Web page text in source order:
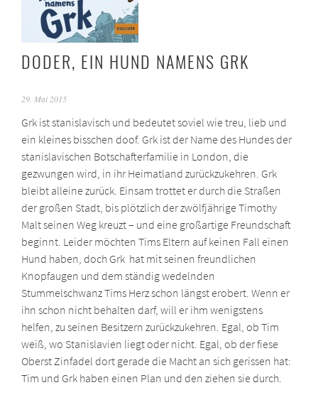
DODER, EIN HUND NAMENS GRK
29. Mai 2015
Grk ist stanislavisch und bedeutet soviel wie treu, lieb und
ein kleines bisschen doof. Grk ist der Name des Hundes der
stanislavischen Botschafterfamilie in London, die
gezwungen wird, in ihr Heimatland zurückzukehren. Grk
bleibt alleine zurück. Einsam trottet er durch die Straßen
der großen Stadt, bis plötzlich der zwölfjährige Timothy
Malt seinen Weg kreuzt – und eine großartige Freundschaft
beginnt. Leider möchten Tims Eltern auf keinen Fall einen
Hund haben, doch Grk hat mit seinen freundlichen
Knopfaugen und dem ständig wedelnden
Stummelschwanz Tims Herz schon längst erobert. Wenn er
ihn schon nicht behalten darf, will er ihm wenigstens
helfen, zu seinen Besitzern zurückzukehren. Egal, ob Tim
weiß, wo Stanislavien liegt oder nicht. Egal, ob der fiese
Oberst Zinfadel dort gerade die Macht an sich gerissen hat:
Tim und Grk haben einen Plan und den ziehen sie durch.